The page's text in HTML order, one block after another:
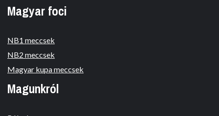
Magyar foci
NB1 meccsek
NB2 meccsek
Magyar kupa meccsek
Magunkról